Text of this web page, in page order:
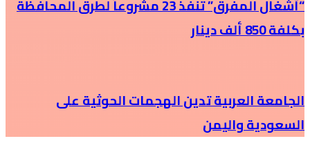
“أشغال المفرق” تنفذ 23 مشروعاً لطرق المحافظة
بكلفة 850 ألف دينار
الجامعة العربية تدين الهجمات الحوثية على
السعودية واليمن